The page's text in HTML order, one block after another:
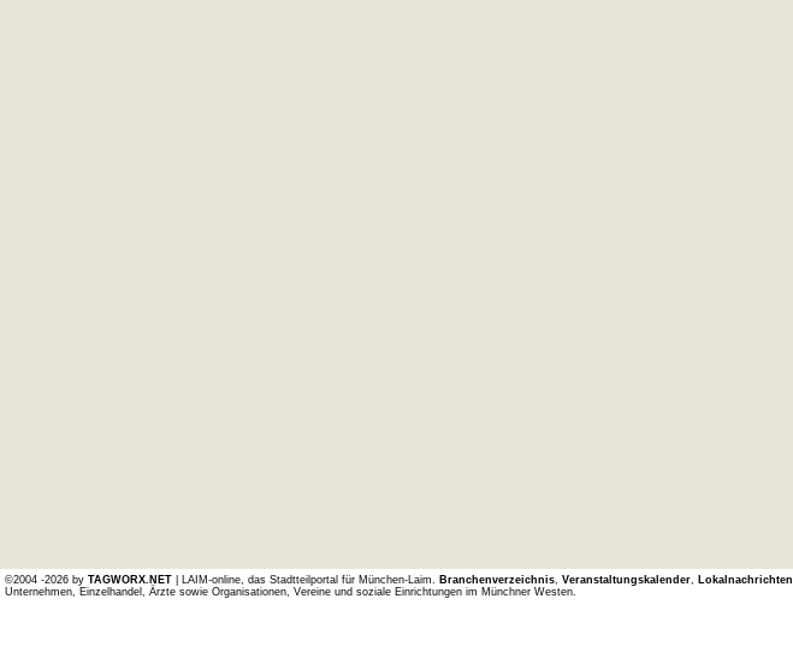
©2004 -2026 by TAGWORX.NET| LAIM-online, das Stadtteilportal für München-Laim. Branchenverzeichnis, Veranstaltungskalender, Lokalnachrichten
Unternehmen, Einzelhandel, Ärzte sowie Organisationen, Vereine und soziale Einrichtungen im Münchner Westen.